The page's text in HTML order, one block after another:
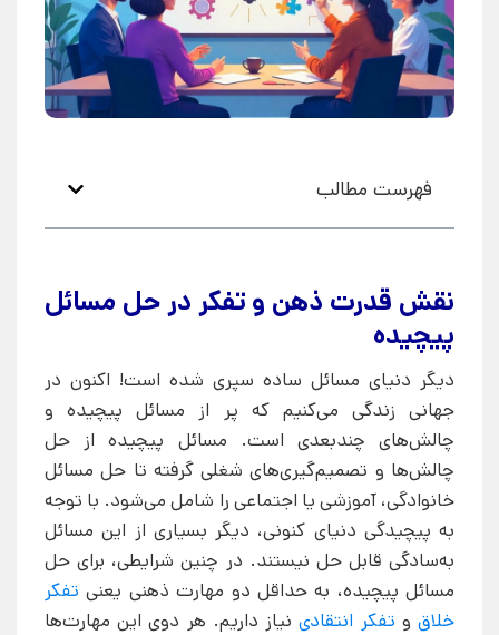
فهرست مطالب
نقش قدرت ذهن و تفکر در حل مسائل
پیچیده
دیگر دنیای مسائل ساده سپری شده است! اکنون در
جهانی زندگی می‌کنیم که پر از مسائل پیچیده و
چالش‌های چندبعدی است. مسائل پیچیده از حل
چالش‌ها و تصمیم‌گیری‌های شغلی گرفته تا حل مسائل
خانوادگی، آموزشی یا اجتماعی را شامل می‌شود. با توجه
به پیچیدگی دنیای کنونی، دیگر بسیاری از این مسائل
به‌سادگی قابل حل نیستند. در چنین شرایطی، برای حل
مسائل پیچیده، به حداقل دو مهارت ذهنی یعنی تفکر
خلاقو تفکر انتقادینیاز داریم. هر دوی این مهارت‌ها